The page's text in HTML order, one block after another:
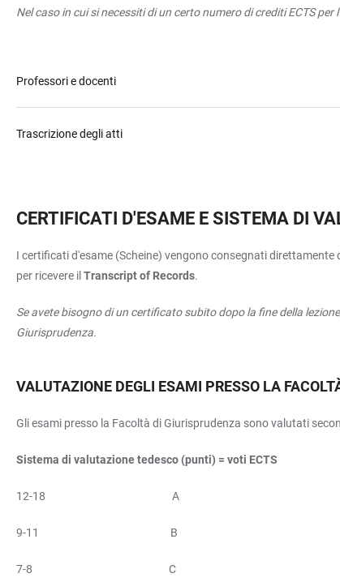
Nel caso in cui si necessiti di un certo numero di crediti ECTS
Professori e docenti
Trascrizione degli atti
CERTIFICATI D'ESAME E SISTEMA DI
I certificati d'esame (Scheine) vengono consegnati
per ricevere il Transcript of Records.
Se avete bisogno di un certificato subito dopo la fine della
Giurisprudenza.
VALUTAZIONE DEGLI ESAMI PRESSO LA
Gli esami presso la Facoltà di Giurisprudenza sono valutati
Sistema di valutazione tedesco (punti) = voti ECTS
12-18 A
9-11 B
7-8 C